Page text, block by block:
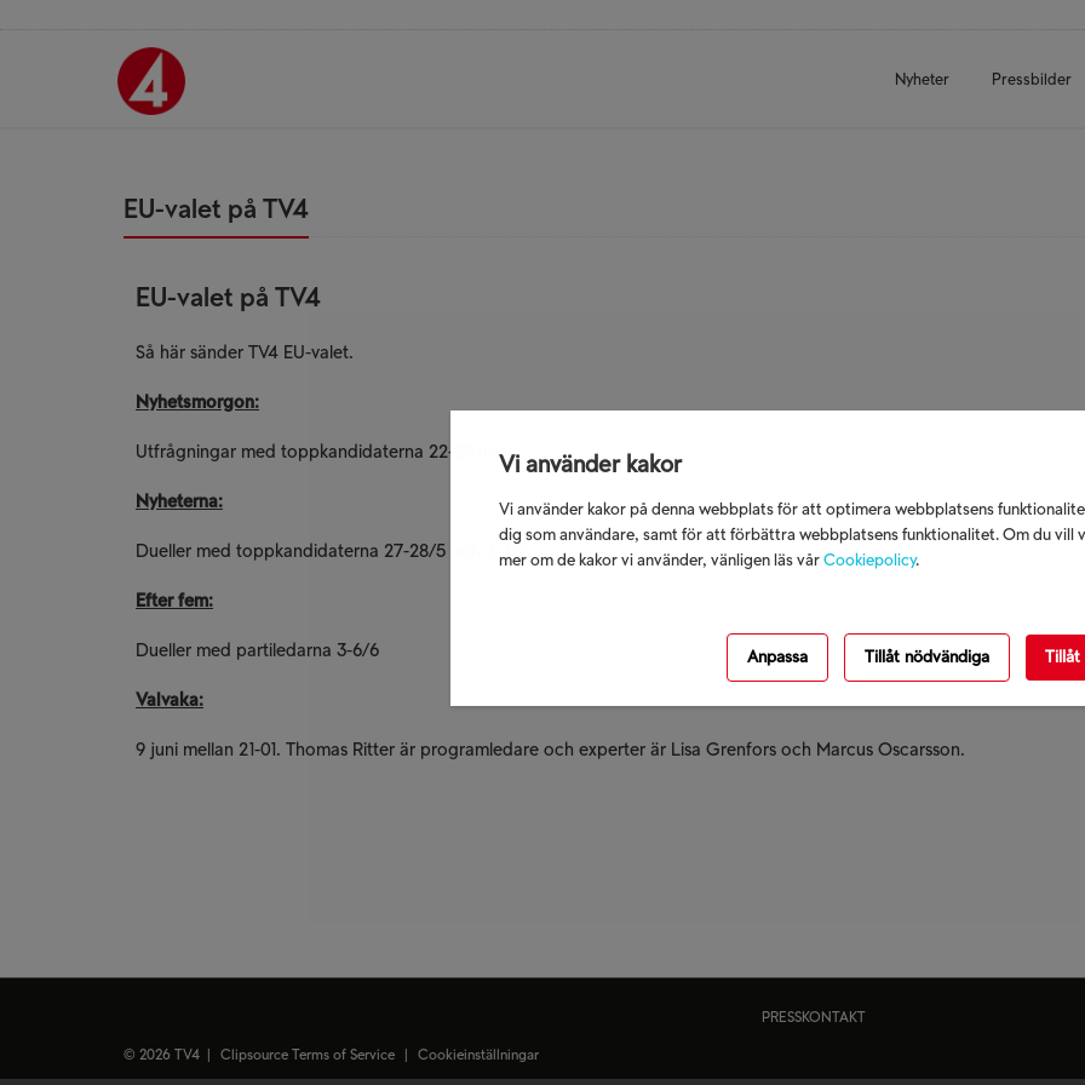
Vi använder kakor
Vi använder kakor på denna webbplats för att optimera webbplatsens
dig som användare, samt för att förbättra webbplatsens funktionalitet. Om du vill
mer om de kakor vi använder, vänligen läs vårCookiepolicy.
Anpassa Tillåt nödvändiga Tillåt
Nyheter Pressbilder
EU-valet på TV4
EU-valet på TV4
Så här sänder TV4 EU-valet.
Nyhetsmorgon:
Utfrågningar med toppkandidaterna 22-29 maj
Nyheterna:
Dueller med toppkandidaterna 27-28/5 och 3-4/6
Efter fem:
Dueller med partiledarna 3-6/6
Valvaka:
9 juni mellan 21-01. Thomas Ritter är programledare och experter är Lisa Grenfors och Marcus Oscarsson.
PRESSKONTAKT
© 2026 TV4 | Clipsource Terms of Service | Cookieinställningar